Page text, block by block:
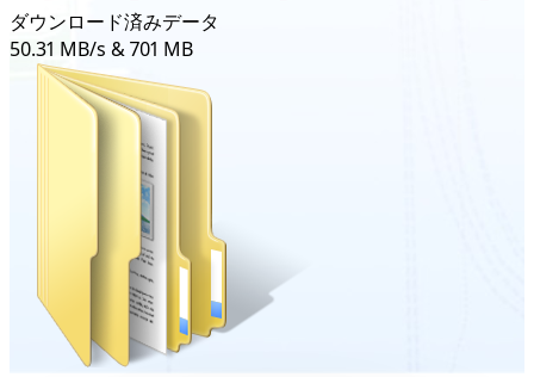
ダウンロード済みデータ
50.31 MB/s & 701 MB